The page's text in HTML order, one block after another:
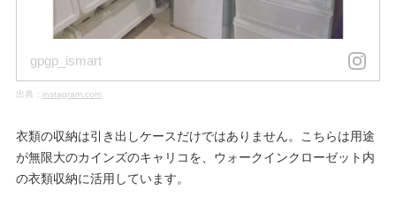
gpgp_ismart
出典： instagram.com
衣類の収納は引き出しケースだけではありません。こちらは用途
が無限大のカインズのキャリコを、ウォークインクローゼット内
の衣類収納に活用しています。